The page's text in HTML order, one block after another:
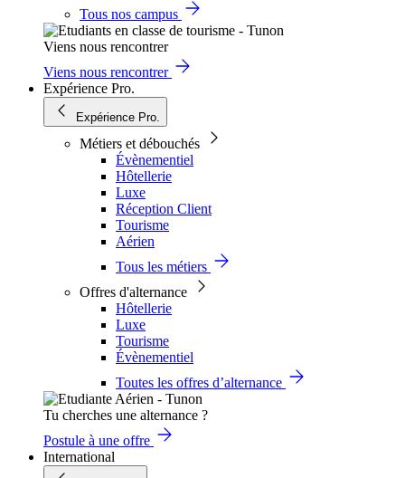
Tous nos campus
Viens nous rencontrer
Viens nous rencontrer
Expérience Pro.
Expérience Pro.
Métiers et débouchés
Évènementiel
Hôtellerie
Luxe
Réception Client
Tourisme
Aérien
Tous les métiers
Offres d'alternance
Hôtellerie
Luxe
Tourisme
Évènementiel
Toutes les offres d’alternance
Tu cherches une alternance ?
Postule à une offre
International